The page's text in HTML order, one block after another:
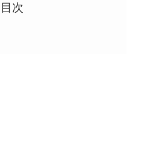
目次